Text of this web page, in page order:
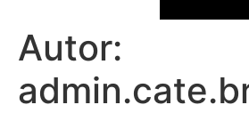
Autor: